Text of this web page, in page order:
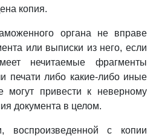
копия.
органа не вправе
или выписки из него, если
нечитаемые фрагменты
печати либо какие-либо иные
могут привести к неверному
документа в целом.
воспроизведенной с копии